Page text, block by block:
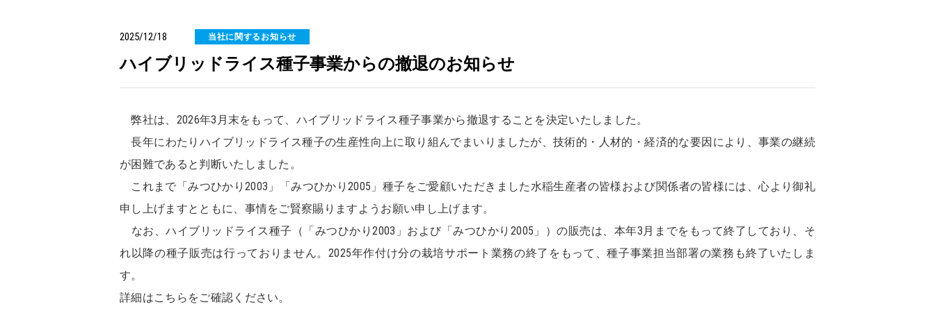
2025/12/18 当社に関するお知らせ
ハイブリッドライス種子事業からの撤退のお知らせ
弊社は、2026年3月末をもって、ハイブリッドライス種子事業から撤退することを決定いたしました。
長年にわたりハイブリッドライス種子の生産性向上に取り組んでまいりましたが、技術的・人材的・経済的な要因により、事業の継続
が困難であると判断いたしました。
これまで「みつひかり2003」「みつひかり2005」種子をご愛顧いただきました水稲生産者の皆様および関係者の皆様には、心より御礼
申し上げますとともに、事情をご賢察賜りますようお願い申し上げます。
なお、ハイブリッドライス種子（「みつひかり2003」および「みつひかり2005」）の販売は、本年3月までをもって終了しており、そ
れ以降の種子販売は行っておりません。2025年作付け分の栽培サポート業務の終了をもって、種子事業担当部署の業務も終了いたしま
す。
詳細はこちらをご確認ください。